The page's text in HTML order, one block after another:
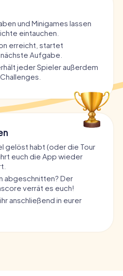
und Minigames lassen
eintauchen.
erreicht, startet
Aufgabe.
jeder Spieler außerdem
gelöst habt (oder die Tour
euch die App wieder
abgeschnitten? Der
verrät es euch!
anschließend in eurer